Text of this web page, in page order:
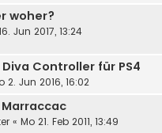
woher?
Jun 2017, 13:24
Controller für PS4
2. Jun 2016, 16:02
« Mo 21. Feb 2011, 13:49